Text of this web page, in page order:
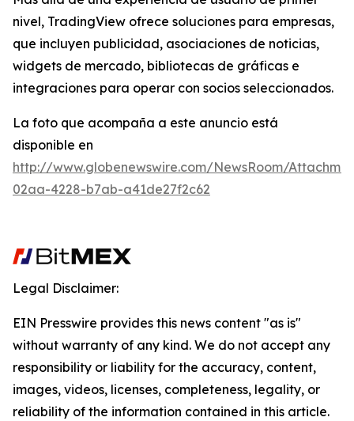
nivel, TradingView ofrece soluciones para empresas,
que incluyen publicidad, asociaciones de noticias,
widgets de mercado, bibliotecas de gráficas e
integraciones para operar con socios seleccionados.
La foto que acompaña a este anuncio está
disponible en
http://www.globenewswire.com/NewsRoom/
02aa-4228-b7ab-a41de27f2c62
Legal Disclaimer:
EIN Presswire provides this news content "as is"
without warranty of any kind. We do not accept any
responsibility or liability for the accuracy, content,
images, videos, licenses, completeness, legality, or
reliability of the information contained in this article.